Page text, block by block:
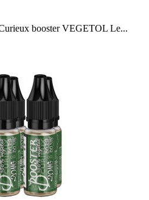
booster VEGETOL Le...